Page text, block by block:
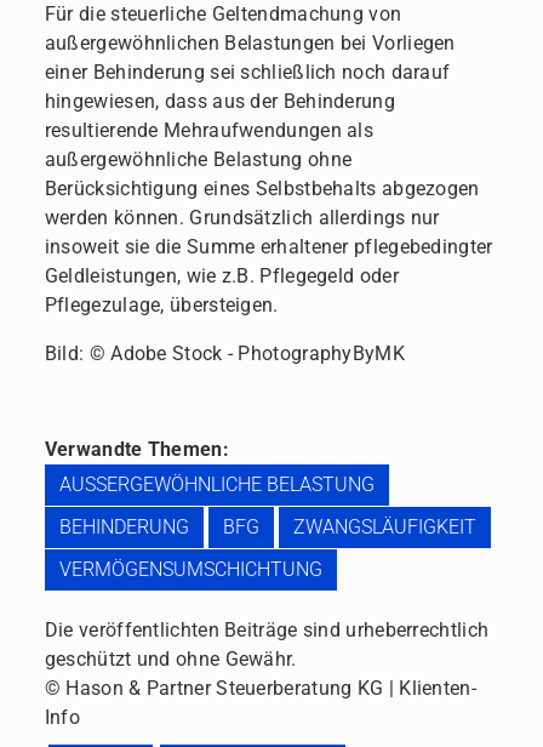
Für die steuerliche Geltendmachung von
außergewöhnlichen Belastungen bei Vorliegen
einer Behinderung sei schließlich noch darauf
hingewiesen, dass aus der Behinderung
resultierende Mehraufwendungen als
außergewöhnliche Belastung ohne
Berücksichtigung eines Selbstbehalts abgezogen
werden können. Grundsätzlich allerdings nur
insoweit sie die Summe erhaltener pflegebedingter
Geldleistungen, wie z.B. Pflegegeld oder
Pflegezulage, übersteigen.
Bild: © Adobe Stock - PhotographyByMK
Verwandte Themen:
AUSSERGEWÖHNLICHE BELASTUNG
BEHINDERUNG
BFG
ZWANGSLÄUFIGKEIT
VERMÖGENSUMSCHICHTUNG
Die veröffentlichten Beiträge sind urheberrechtlich
geschützt und ohne Gewähr.
© Hason & Partner Steuerberatung KG | Klienten-
Info